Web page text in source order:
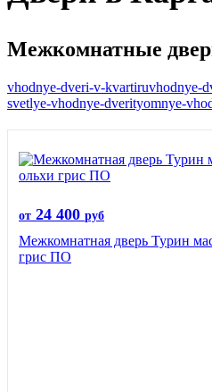
Межкомнатные
vhodnye-dveri-v-kvartiruvhodnye-
svetlye-vhodnye-dverityomnye-
от 24 400 руб
Межкомнатная дверь Турин
грис ПО